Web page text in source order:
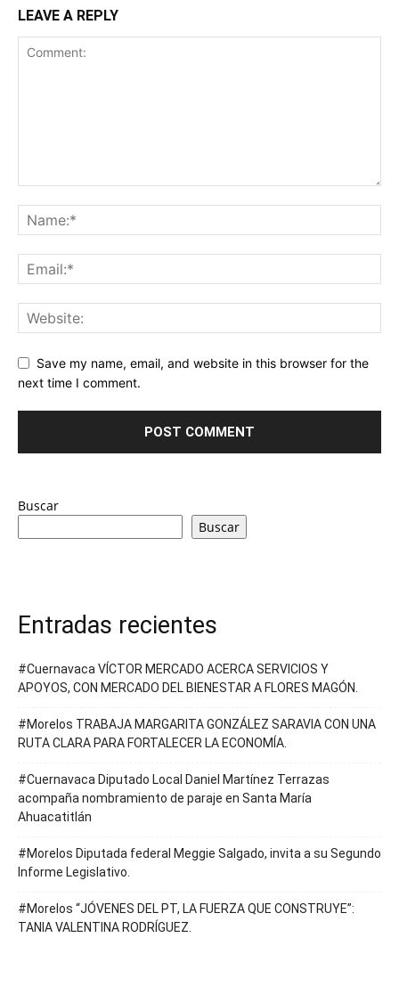
LEAVE A REPLY
Save my name, email, and website in this browser for the
next time I comment.
Buscar
Buscar
Entradas recientes
#Cuernavaca VÍCTOR MERCADO ACERCA SERVICIOS Y
APOYOS, CON MERCADO DEL BIENESTAR A FLORES MAGÓN.
#Morelos TRABAJA MARGARITA GONZÁLEZ SARAVIA CON UNA
RUTA CLARA PARA FORTALECER LA ECONOMÍA.
#Cuernavaca Diputado Local Daniel Martínez Terrazas
acompaña nombramiento de paraje en Santa María
Ahuacatitlán
#Morelos Diputada federal Meggie Salgado, invita a su Segundo
Informe Legislativo.
#Morelos “JÓVENES DEL PT, LA FUERZA QUE CONSTRUYE”:
TANIA VALENTINA RODRÍGUEZ.